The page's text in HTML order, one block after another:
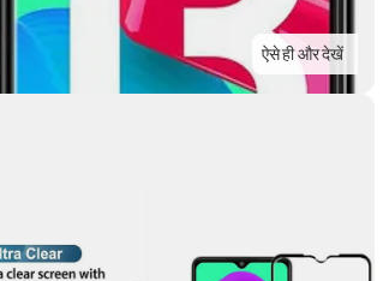
ऐसे ही और देखें